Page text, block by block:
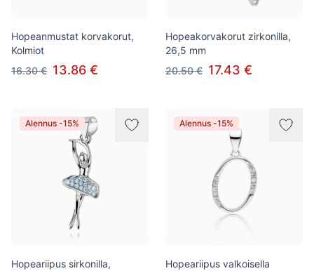
Hopeanmustat korvakorut,
Kolmiot
16.30 € 13.86 €
Hopeakorvakorut zirkonilla,
26,5 mm
20.50 € 17.43 €
Alennus -15%
Hopeariipus sirkonilla,
Alennus -15%
Hopeariipus valkoisella